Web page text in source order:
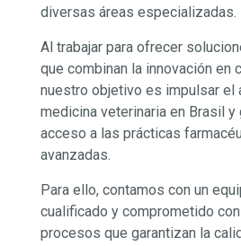
diversas áreas especializadas.
Al trabajar para ofrecer
que combinan la innovación en
nuestro objetivo es impulsar el
medicina veterinaria en Brasil y
acceso a las prácticas
avanzadas.
Para ello, contamos con un
cualificado y comprometido
procesos que garantizan la